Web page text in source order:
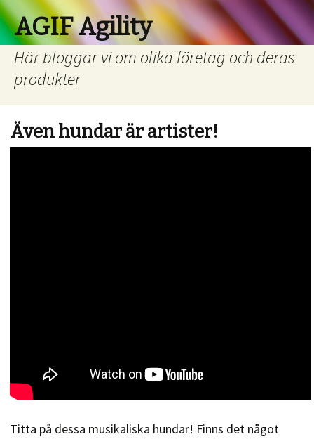
AGIF Agility
Här bloggar vi om olika företag och deras
produkter
Även hundar är artister!
Titta på dessa musikaliska hundar! Finns det något